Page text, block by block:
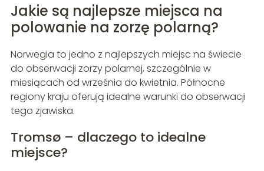
Jakie są najlepsze miejsca na
polowanie na zorzę polarną?
Norwegia to jedno z najlepszych miejsc na świecie
do obserwacji zorzy polarnej, szczególnie w
miesiącach od września do kwietnia. Północne
regiony kraju oferują idealne warunki do obserwacji
tego zjawiska.
Tromsø – dlaczego to idealne
miejsce?